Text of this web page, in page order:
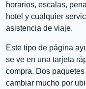
horarios, escalas,
hotel y cualquier
asistencia de viaje.
Este tipo de página
se ve en una tarjeta
compra. Dos
cambiar mucho por